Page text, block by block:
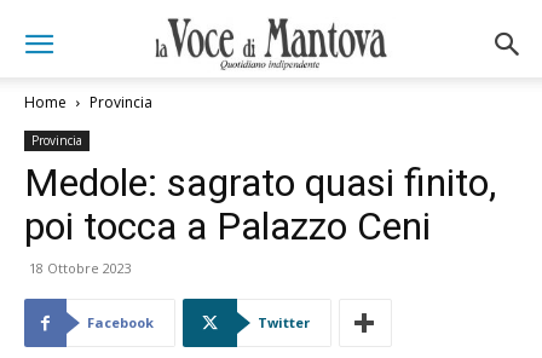
Home Provincia
Provincia
Medole: sagrato quasi finito,
poi tocca a Palazzo Ceni
18 Ottobre 2023
Facebook Twitter